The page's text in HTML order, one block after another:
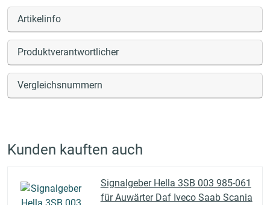
Artikelinfo
Produktverantwortlicher
Vergleichsnummern
Kunden kauften auch
Signalgeber Hella 3SB 003 985-061
für Auwärter Daf Iveco Saab Scania